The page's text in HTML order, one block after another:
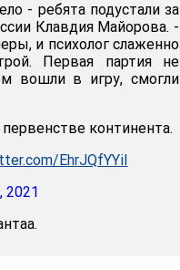
- ребята подустали за
Клавдия Майорова. -
и психолог слаженно
Первая партия не
вошли в игру, смогли
континента.
EhrJQfYYiI
2021